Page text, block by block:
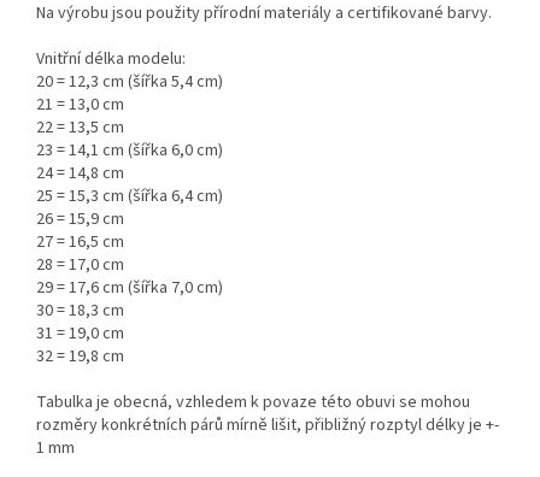
Na výrobu jsou použity přírodní materiály a certifikované barvy.
Vnitřní délka modelu:
20 = 12,3 cm (šířka 5,4 cm)
21 = 13,0 cm
22 = 13,5 cm
23 = 14,1 cm (šířka 6,0 cm)
24 = 14,8 cm
25 = 15,3 cm (šířka 6,4 cm)
26 = 15,9 cm
27 = 16,5 cm
28 = 17,0 cm
29 = 17,6 cm (šířka 7,0 cm)
30 = 18,3 cm
31 = 19,0 cm
32 = 19,8 cm
Tabulka je obecná, vzhledem k povaze této obuvi se mohou
rozměry konkrétních párů mírně lišit, přibližný rozptyl délky je +-
1 mm